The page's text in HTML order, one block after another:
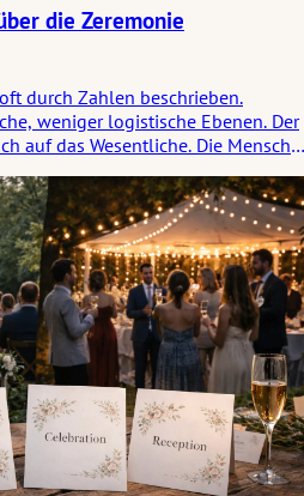
die Zeremonie
durch Zahlen beschrieben.
weniger logistische Ebenen. Der
auf das Wesentliche. Die
den Beteiligten und den Zeugen.